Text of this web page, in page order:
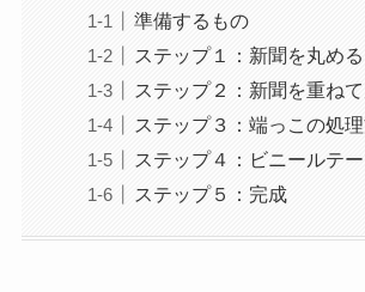
準備するもの
ステップ１：新聞を丸める
ステップ２：新聞を重ね
ステップ３：端っこの処
ステップ４：ビニールテー
ステップ５：完成